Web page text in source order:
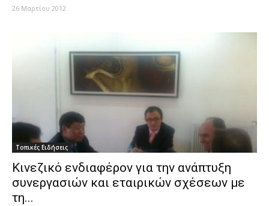
26 Μαρτίου 2012
Τοπικές Ειδήσεις
Κινεζικό ενδιαφέρον για την ανάπτυξη
συνεργασιών και εταιρικών σχέσεων με
τη...